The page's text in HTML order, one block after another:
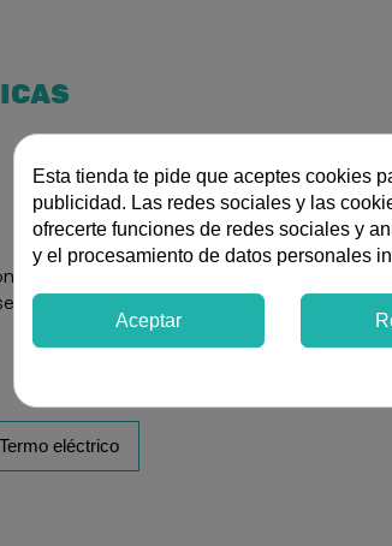
Instalación
calidad-precio. Son termos eléctricos
de manejar. Perfectos para
Termo eléctrico
Esta tienda te pide que aceptes cookies
publicidad. Las redes sociales y las
ofrecerte funciones de redes sociales y
y el procesamiento de datos personales
Aceptar